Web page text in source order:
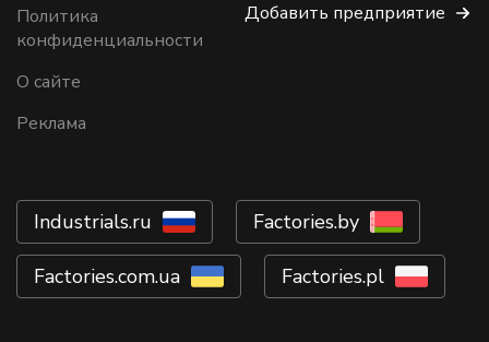
Политика
конфиденциальности
О сайте
Реклама
Добавить предприятие
Industrials.ru Factories.by
Factories.com.ua Factories.pl